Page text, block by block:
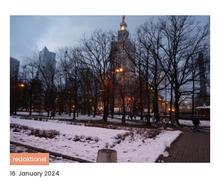
redaktionel
16. January 2024